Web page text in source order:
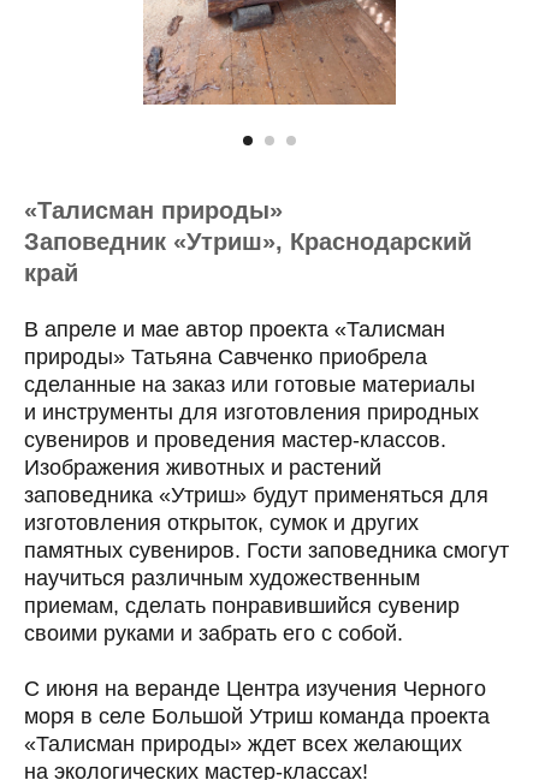
«Талисман природы»
Заповедник «Утриш», Краснодарский
край
В апреле и мае автор проекта «Талисман
природы» Татьяна Савченко приобрела
сделанные на заказ или готовые материалы
и инструменты для изготовления природных
сувениров и проведения мастер-классов.
Изображения животных и растений
заповедника «Утриш» будут применяться для
изготовления открыток, сумок и других
памятных сувениров. Гости заповедника смогут
научиться различным художественным
приемам, сделать понравившийся сувенир
своими руками и забрать его с собой.
С июня на веранде Центра изучения Черного
моря в селе Большой Утриш команда проекта
«Талисман природы» ждет всех желающих
на экологических мастер-классах!